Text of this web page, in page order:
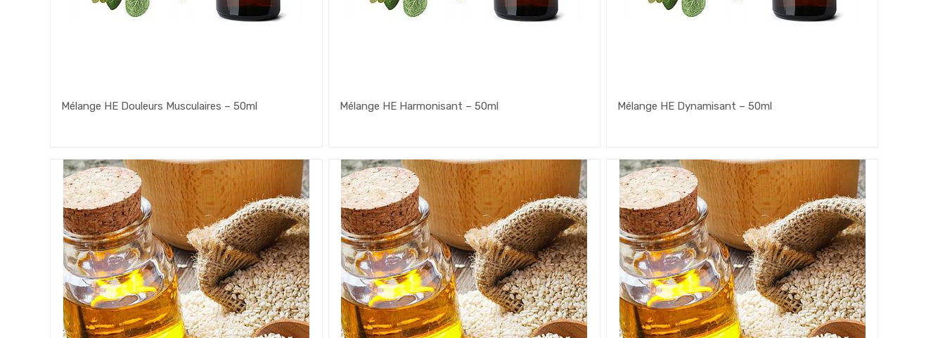
Mélange HE Douleurs Musculaires – 50ml Mélange HE Harmonisant – 50ml Mélange HE Dynamisant – 50ml